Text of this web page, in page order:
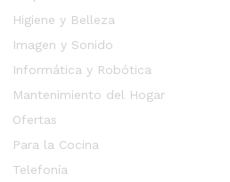
Higiene y Belleza
Imagen y Sonido
Informática y Robótica
Mantenimiento del Hogar
Ofertas
Para la Cocina
Telefonía